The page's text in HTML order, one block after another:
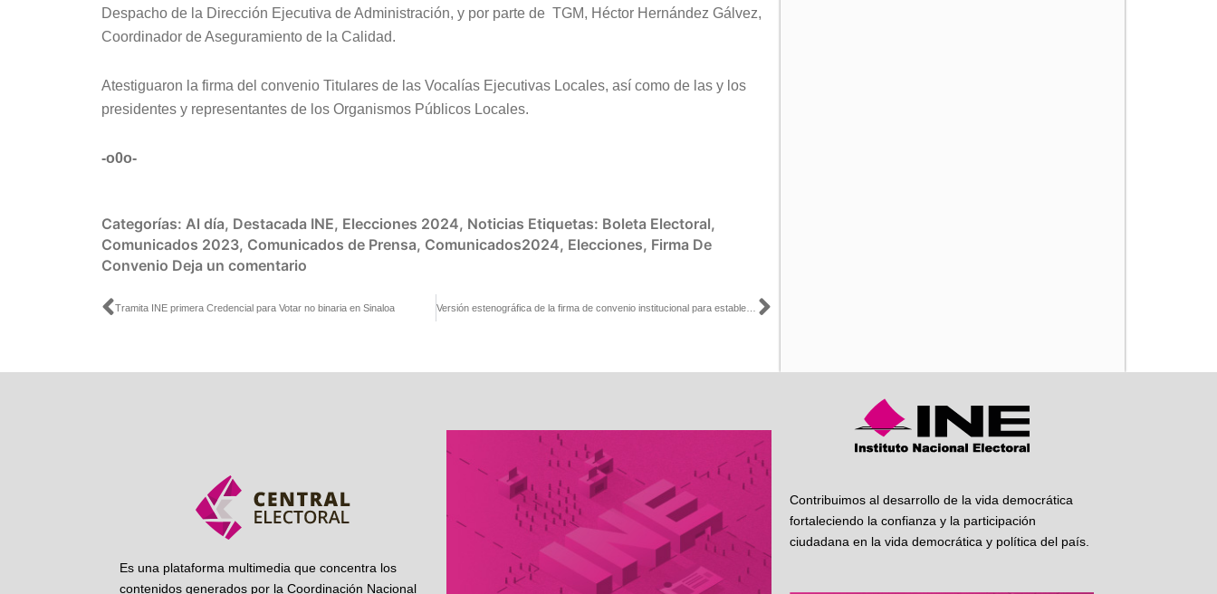
Despacho de la Dirección Ejecutiva de Administración, y por parte de TGM, Héctor Hernández Gálvez,
Coordinador de Aseguramiento de la Calidad.
Atestiguaron la firma del convenio Titulares de las Vocalías Ejecutivas Locales, así como de las y los
presidentes y representantes de los Organismos Públicos Locales.
-o0o-
Categorías: Al día, Destacada INE, Elecciones 2024, Noticias Etiquetas: Boleta Electoral,
Comunicados 2023, Comunicados de Prensa, Comunicados2024, Elecciones, Firma De
Convenio Deja un comentario
Ant
Tramita INE primera Credencial para Votar no binaria en Sinaloa Siguiente
Es una plataforma multimedia que concentra los
contenidos generados por la Coordinación Nacional
Contribuimos al desarrollo de la vida democrática
fortaleciendo la confianza y la participación
ciudadana en la vida democrática y política del país.